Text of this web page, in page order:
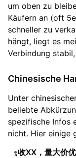
um oben zu
Käufern an (oft
schneller zu
hängt, liegt es
Verbindung
Chinesische
Unter
beliebte
spezifische Infos
nicht. Hier einige
„收XX，量大价